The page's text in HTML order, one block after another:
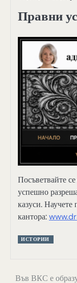
Правни
Посъветвайте
успешно
казуси. Научете
кантора:
ИСТОРИИ
Във ВКС е